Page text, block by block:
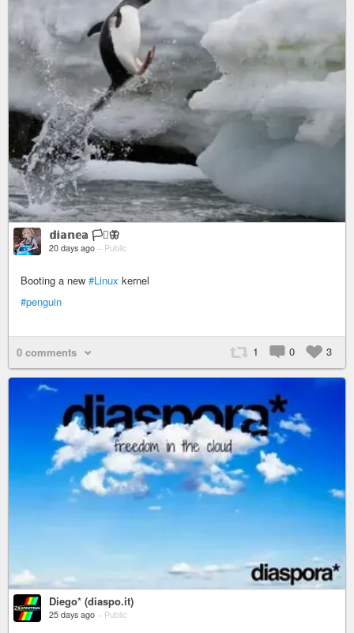
𝕕𝕚𝕒𝕟𝕖𝕒 🏳️‍⚧️🦋
20 days ago – Public
Booting a new #Linux kernel
#penguin
1 0 3
0 comments
Diego* (diaspo.it)
25 days ago – Public